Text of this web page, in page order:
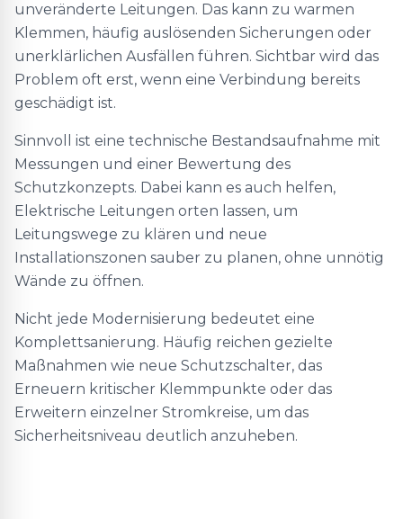
unveränderte Leitungen. Das kann zu warmen
Klemmen, häufig auslösenden Sicherungen oder
unerklärlichen Ausfällen führen. Sichtbar wird das
Problem oft erst, wenn eine Verbindung bereits
geschädigt ist.
Sinnvoll ist eine technische Bestandsaufnahme mit
Messungen und einer Bewertung des
Schutzkonzepts. Dabei kann es auch helfen,
Elektrische Leitungen orten lassen, um
Leitungswege zu klären und neue
Installationszonen sauber zu planen, ohne unnötig
Wände zu öffnen.
Nicht jede Modernisierung bedeutet eine
Komplettsanierung. Häufig reichen gezielte
Maßnahmen wie neue Schutzschalter, das
Erneuern kritischer Klemmpunkte oder das
Erweitern einzelner Stromkreise, um das
Sicherheitsniveau deutlich anzuheben.